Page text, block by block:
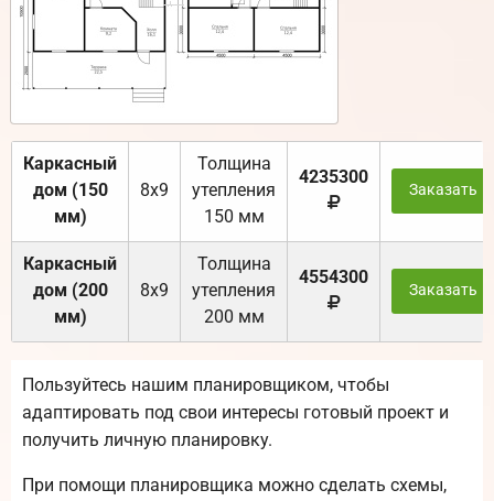
Каркасный
дом (150
мм)
8х9
Толщина
утепления
150 мм
4235300
Заказать
Каркасный
дом (200
мм)
8х9
Толщина
утепления
200 мм
4554300
Заказать
Пользуйтесь нашим планировщиком, чтобы
адаптировать под свои интересы готовый проект и
получить личную планировку.
При помощи планировщика можно сделать схемы,